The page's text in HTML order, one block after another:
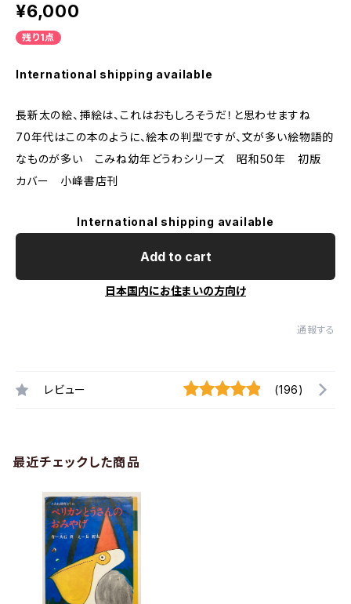
¥6,000
残り1点
International shipping available
長新太の絵、挿絵は、これはおもしろそうだ！と思わせますね
70年代はこの本のように、絵本の判型ですが、文が多い絵物語的
なものが多い こみね幼年どうわシリーズ 昭和50年 初版
カバー 小峰書店刊
International shipping available
Add to cart
日本国内にお住まいの方向け
通報する
レビュー (196)
最近チェックした商品